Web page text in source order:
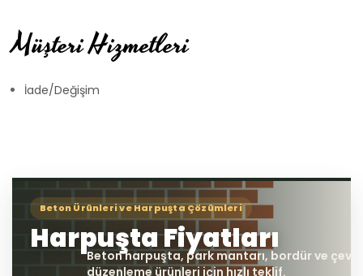
Müşteri Hizmetleri
İade/Değişim